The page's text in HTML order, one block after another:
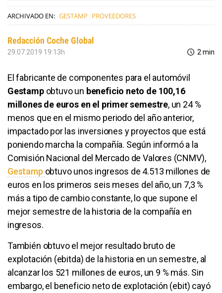
ARCHIVADO EN: GESTAMP PROVEEDORES
Redacción Coche Global
29.07.2019 19:13h 2 min
El fabricante de componentes para el automóvil
Gestamp obtuvo un beneficio neto de 100,16
millones de euros en el primer semestre, un 24 %
menos que en el mismo periodo del año anterior,
impactado por las inversiones y proyectos que está
poniendo marcha la compañía. Según informó a la
Comisión Nacional del Mercado de Valores (CNMV),
Gestamp obtuvo unos ingresos de 4.513 millones de
euros en los primeros seis meses del año, un 7,3 %
más a tipo de cambio constante, lo que supone el
mejor semestre de la historia de la compañía en
ingresos.
También obtuvo el mejor resultado bruto de
explotación (ebitda) de la historia en un semestre, al
alcanzar los 521 millones de euros, un 9 % más. Sin
embargo, el beneficio neto de explotación (ebit) cayó